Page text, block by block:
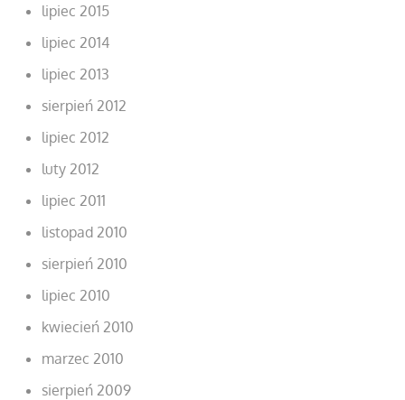
lipiec 2015
lipiec 2014
lipiec 2013
sierpień 2012
lipiec 2012
luty 2012
lipiec 2011
listopad 2010
sierpień 2010
lipiec 2010
kwiecień 2010
marzec 2010
sierpień 2009